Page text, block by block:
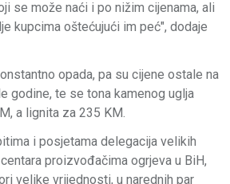
se može naći i po nižim cijenama, ali
kupcima oštećujući im peć", dodaje
opada, pa su cijene ostale na
godine, te se tona kamenog uglja
a lignita za 235 KM.
i posjetama delegacija velikih
proizvođačima ogrjeva u BiH,
velike vrijednosti, u narednih par